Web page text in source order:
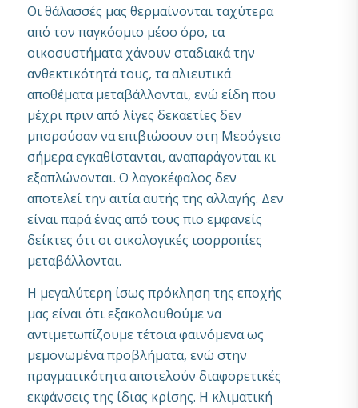
Οι θάλασσές μας θερμαίνονται ταχύτερα
από τον παγκόσμιο μέσο όρο, τα
οικοσυστήματα χάνουν σταδιακά την
ανθεκτικότητά τους, τα αλιευτικά
αποθέματα μεταβάλλονται, ενώ είδη που
μέχρι πριν από λίγες δεκαετίες δεν
μπορούσαν να επιβιώσουν στη Μεσόγειο
σήμερα εγκαθίστανται, αναπαράγονται κι
εξαπλώνονται. Ο λαγοκέφαλος δεν
αποτελεί την αιτία αυτής της αλλαγής. Δεν
είναι παρά ένας από τους πιο εμφανείς
δείκτες ότι οι οικολογικές ισορροπίες
μεταβάλλονται.
Η μεγαλύτερη ίσως πρόκληση της εποχής
μας είναι ότι εξακολουθούμε να
αντιμετωπίζουμε τέτοια φαινόμενα ως
μεμονωμένα προβλήματα, ενώ στην
πραγματικότητα αποτελούν διαφορετικές
εκφάνσεις της ίδιας κρίσης. Η κλιματική